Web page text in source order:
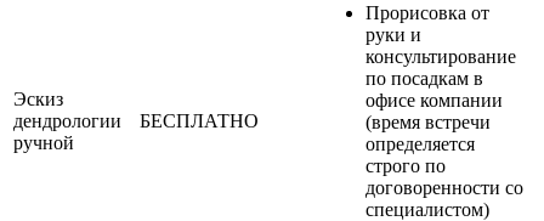
Эскиз
дендрологии
ручной
БЕСПЛАТНО
Прорисовка от
руки и
консультирование
по посадкам в
офисе компании
(время встречи
определяется
строго по
договоренности со
специалистом)